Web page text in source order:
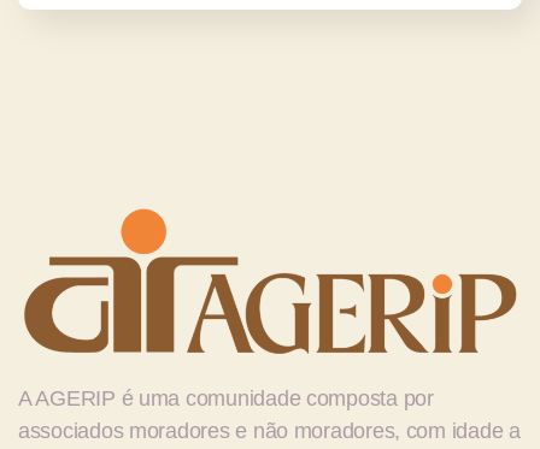
AAGERIP é uma comunidade composta por
associados moradores e não moradores, com idade a